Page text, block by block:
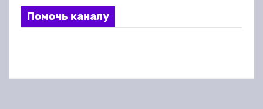
Помочь каналу